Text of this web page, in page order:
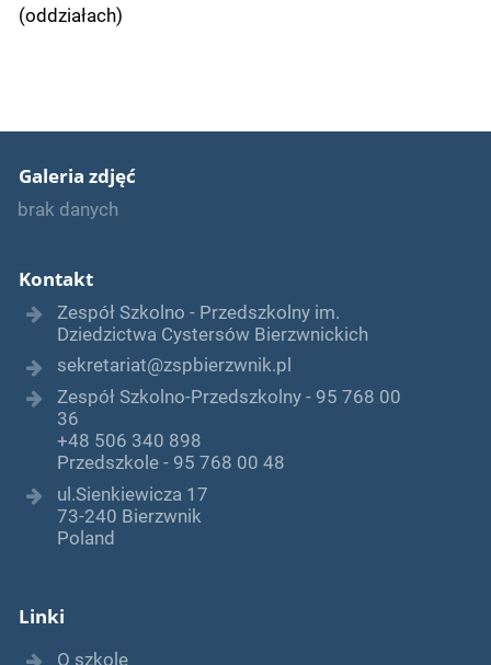
(oddziałach)
Galeria zdjęć
brak danych
Kontakt
Zespół Szkolno - Przedszkolny im.
Dziedzictwa Cystersów Bierzwnickich
sekretariat@zspbierzwnik.pl
Zespół Szkolno-Przedszkolny - 95 768 00
36
+48 506 340 898
Przedszkole - 95 768 00 48
ul.Sienkiewicza 17
73-240 Bierzwnik
Poland
Linki
O szkole